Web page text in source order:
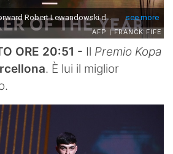
ORE 20:51 - Il Premio Kopa
. È lui il miglior